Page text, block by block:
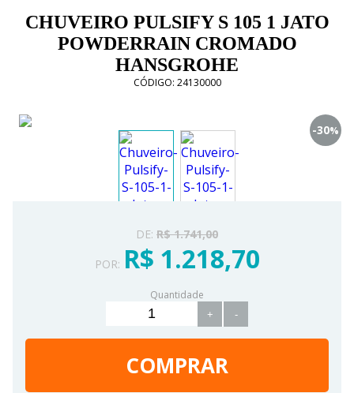
CHUVEIRO PULSIFY S 105 1 JATO
POWDERRAIN CROMADO
HANSGROHE
CÓDIGO: 24130000
-30%
DE: R$ 1.741,00
POR: R$ 1.218,70
Quantidade
+ -
COMPRAR